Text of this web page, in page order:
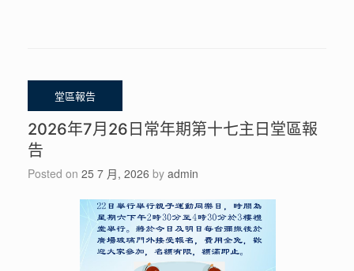
2026年7月26日常年期第十七主日堂區報
告
Posted on 25 7 月, 2026 by admin